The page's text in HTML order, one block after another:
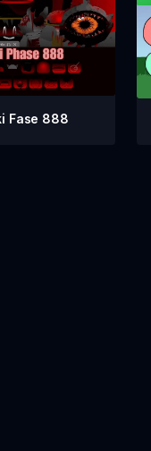
Fase 888